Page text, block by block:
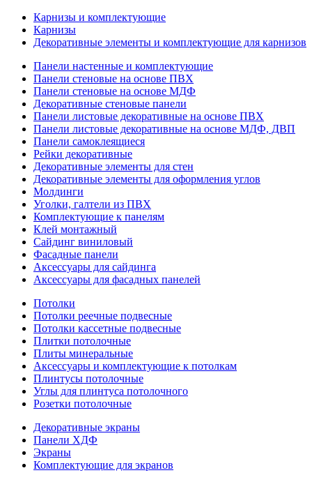
Карнизы и комплектующие
Карнизы
Декоративные элементы и комплектующие для карнизов
Панели настенные и комплектующие
Панели стеновые на основе ПВХ
Панели стеновые на основе МДФ
Декоративные стеновые панели
Панели листовые декоративные на основе ПВХ
Панели листовые декоративные на основе МДФ, ДВП
Панели самоклеящиеся
Рейки декоративные
Декоративные элементы для стен
Декоративные элементы для оформления углов
Молдинги
Уголки, галтели из ПВХ
Комплектующие к панелям
Клей монтажный
Сайдинг виниловый
Фасадные панели
Аксессуары для сайдинга
Аксессуары для фасадных панелей
Потолки
Потолки реечные подвесные
Потолки кассетные подвесные
Плитки потолочные
Плиты минеральные
Аксессуары и комплектующие к потолкам
Плинтусы потолочные
Углы для плинтуса потолочного
Розетки потолочные
Декоративные экраны
Панели ХДФ
Экраны
Комплектующие для экранов